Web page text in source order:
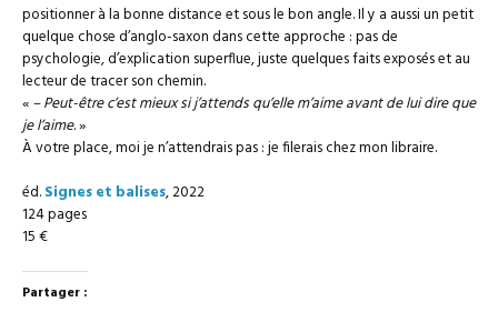
positionner à la bonne distance et sous le bon angle. Il y a aussi un petit
quelque chose d’anglo-saxon dans cette approche : pas de
psychologie, d’explication superflue, juste quelques faits exposés et au
lecteur de tracer son chemin.
«– Peut-être c’est mieux si j’attends qu’elle m’aime avant de lui dire que
je l’aime. »
À votre place, moi je n’attendrais pas : je filerais chez mon libraire.
éd.Signes et balises, 2022
124 pages
15 €
Partager :